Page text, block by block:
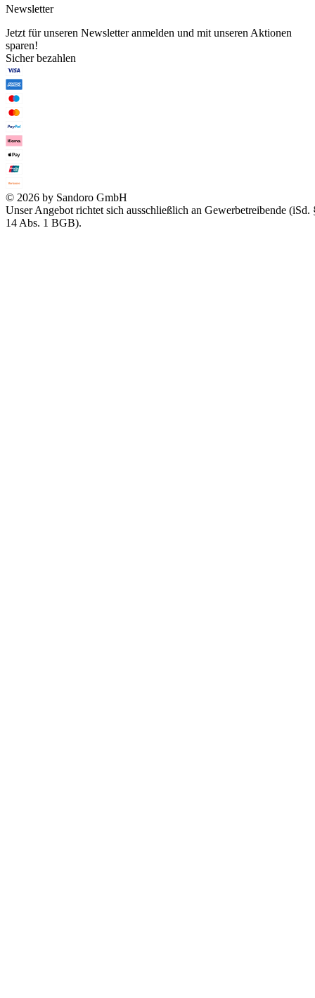
Newsletter
Jetzt für unseren Newsletter anmelden und mit unseren Aktionen
sparen!
Sicher bezahlen
© 2026 by Sandoro GmbH
Unser Angebot richtet sich ausschließlich an Gewerbetreibende (iSd.
14 Abs. 1 BGB).